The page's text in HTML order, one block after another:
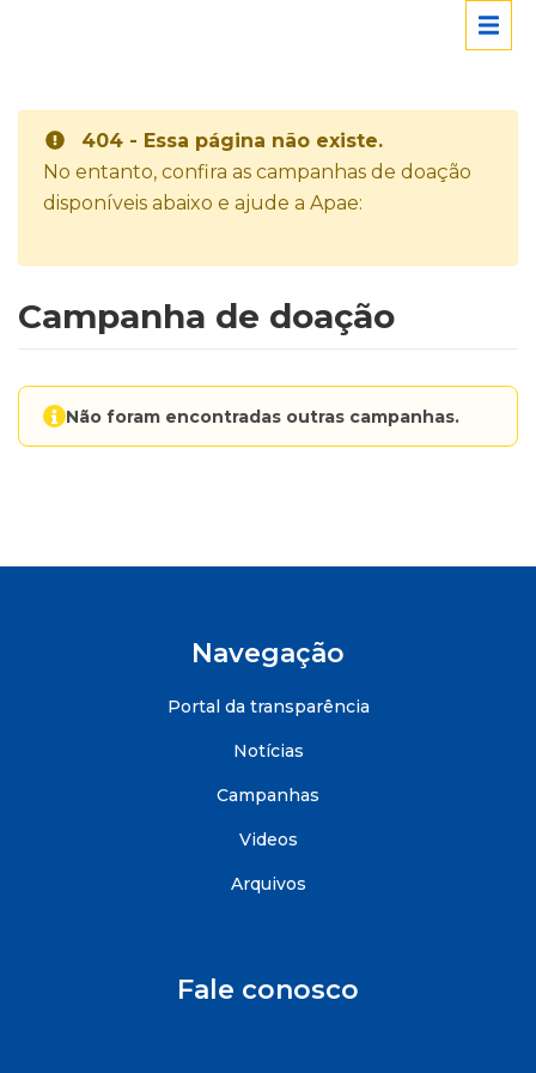
404 - Essa página não existe.
No entanto, confira as campanhas de doação
disponíveis abaixo e ajude a Apae:
Campanha de doação
Não foram encontradas outras campanhas.
Navegação
Portal da transparência
Notícias
Campanhas
Videos
Arquivos
Fale conosco